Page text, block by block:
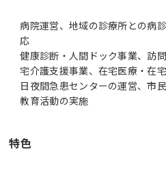
病院運営、地域の診療所との病
応
健康診断・人間ドック事業、訪
宅介護支援事業、在宅医療・在
日夜間急患センターの運営、市
教育活動の実施
特色